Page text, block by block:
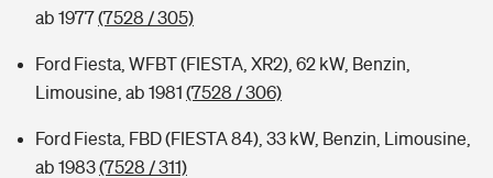
ab 1977(7528 / 305)
Ford Fiesta, WFBT (FIESTA, XR2), 62 kW, Benzin,
Limousine, ab 1981 (7528 / 306)
Ford Fiesta, FBD (FIESTA 84), 33 kW, Benzin, Limousine,
ab 1983(7528 / 311)